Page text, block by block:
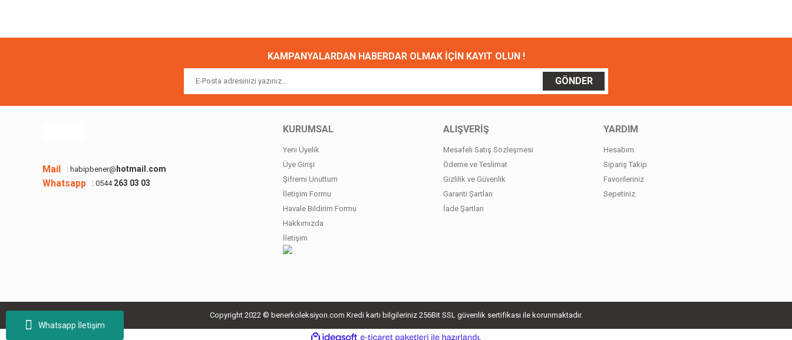
Whatsapp İletişim
KAMPANYALARDAN HABERDAR OLMAK İÇİN KAYIT OLUN !
GÖNDER
Mail : habipbener@ hotmail.com
Whatsapp : 0544263 03 03
KURUMSAL
Yeni Üyelik
Üye Girişi
Şifremi Unuttum
İletişim Formu
Havale Bildirim Formu
Hakkımızda
İletişim
ALIŞVERİŞ
Mesafeli Satış Sözleşmesi
Ödeme ve Teslimat
Gizlilik ve Güvenlik
Garanti Şartları
İade Şartları
YARDIM
Hesabım
Sipariş Takip
Favorileriniz
Sepetiniz
Copyright 2022 © benerkoleksiyon.com Kredi kartı bilgileriniz 256Bit SSL güvenlik sertifikası ile korunmaktadır.
ideasoft e-